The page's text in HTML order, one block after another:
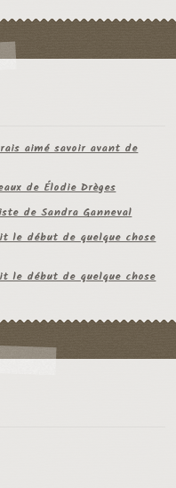
aimé savoir avant de
de Élodie Drèges
de Sandra Ganneval
le début de quelque chose
le début de quelque chose